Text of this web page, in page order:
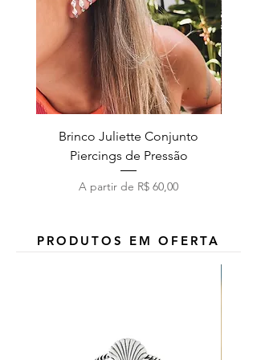
Brinco Juliette Conjunto
Piercings de Pressão
A partir de R$ 60,00
Preço promocional
PRODUTOS EM OFERTA